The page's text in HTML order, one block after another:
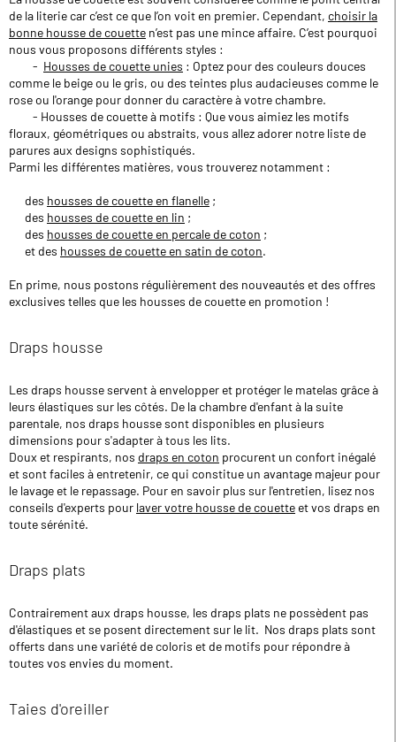
de la literie car c’est ce que l’on voit en premier. Cependant, choisir la
bonne housse de couette n’est pas une mince affaire. C’est pourquoi
nous vous proposons différents styles :
- Housses de couette unies : Optez pour des couleurs douces
comme le beige ou le gris, ou des teintes plus audacieuses comme le
rose ou l'orange pour donner du caractère à votre chambre.
- Housses de couette à motifs : Que vous aimiez les motifs
floraux, géométriques ou abstraits, vous allez adorer notre liste de
parures aux designs sophistiqués.
Parmi les différentes matières, vous trouverez notamment :
des housses de couette en flanelle ;
des housses de couette en lin ;
des housses de couette en percale de coton ;
et des housses de couette en satin de coton.
En prime, nous postons régulièrement des nouveautés et des offres
exclusives telles que les housses de couette en promotion !
Draps housse
Les draps housse servent à envelopper et protéger le matelas grâce à
leurs élastiques sur les côtés. De la chambre d'enfant à la suite
parentale, nos draps housse sont disponibles en plusieurs
dimensions pour s'adapter à tous les lits.
Doux et respirants, nos draps en coton procurent un confort inégalé
et sont faciles à entretenir, ce qui constitue un avantage majeur pour
le lavage et le repassage. Pour en savoir plus sur l'entretien, lisez nos
conseils d'experts pour laver votre housse de couette et vos draps en
toute sérénité.
Draps plats
Contrairement aux draps housse, les draps plats ne possèdent pas
d'élastiques et se posent directement sur le lit. Nos draps plats sont
offerts dans une variété de coloris et de motifs pour répondre à
toutes vos envies du moment.
Taies d'oreiller